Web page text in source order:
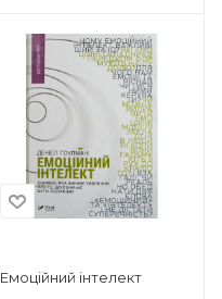
Емоційний інтелект